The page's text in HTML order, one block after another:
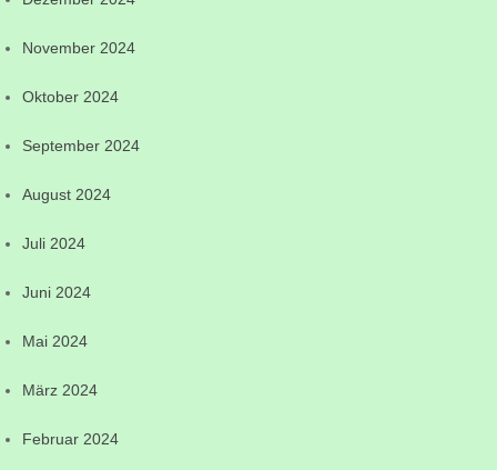
November 2024
Oktober 2024
September 2024
August 2024
Juli 2024
Juni 2024
Mai 2024
März 2024
Februar 2024